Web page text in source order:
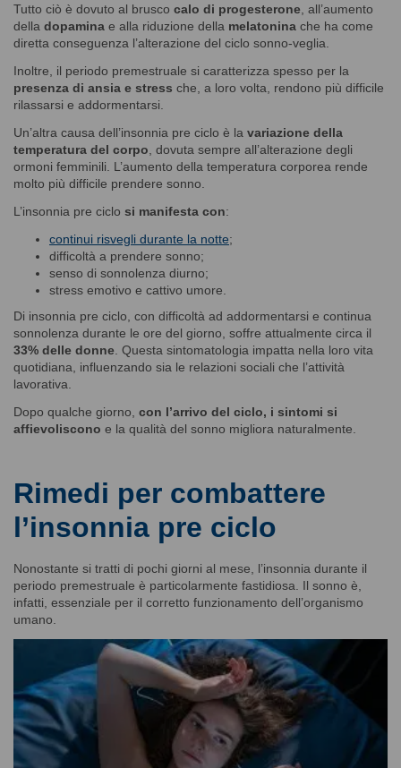
Tutto ciò è dovuto al brusco calo di progesterone , all’aumento
della dopamina e alla riduzione della melatonina che ha come
diretta conseguenza l’alterazione del ciclo sonno-veglia.
Inoltre, il periodo premestruale si caratterizza spesso per la
presenza di ansia e stress che, a loro volta, rendono più difficile
rilassarsi e addormentarsi.
Un’altra causa dell’insonnia pre ciclo è la variazione della
temperatura del corpo , dovuta sempre all’alterazione degli
ormoni femminili. L’aumento della temperatura corporea rende
molto più difficile prendere sonno.
L’insonnia pre ciclo si manifesta con:
continui risvegli durante la notte;
difficoltà a prendere sonno;
senso di sonnolenza diurno;
stress emotivo e cattivo umore.
Di insonnia pre ciclo, con difficoltà ad addormentarsi e continua
sonnolenza durante le ore del giorno, soffre attualmente circa il
33% delle donne . Questa sintomatologia impatta nella loro vita
quotidiana, influenzando sia le relazioni sociali che l’attività
lavorativa.
Dopo qualche giorno, con l’arrivo del ciclo, i sintomi si
affievoliscono e la qualità del sonno migliora naturalmente.
Rimedi per combattere
l’insonnia pre ciclo
Nonostante si tratti di pochi giorni al mese, l’insonnia durante il
periodo premestruale è particolarmente fastidiosa. Il sonno è,
infatti, essenziale per il corretto funzionamento dell’organismo
umano.